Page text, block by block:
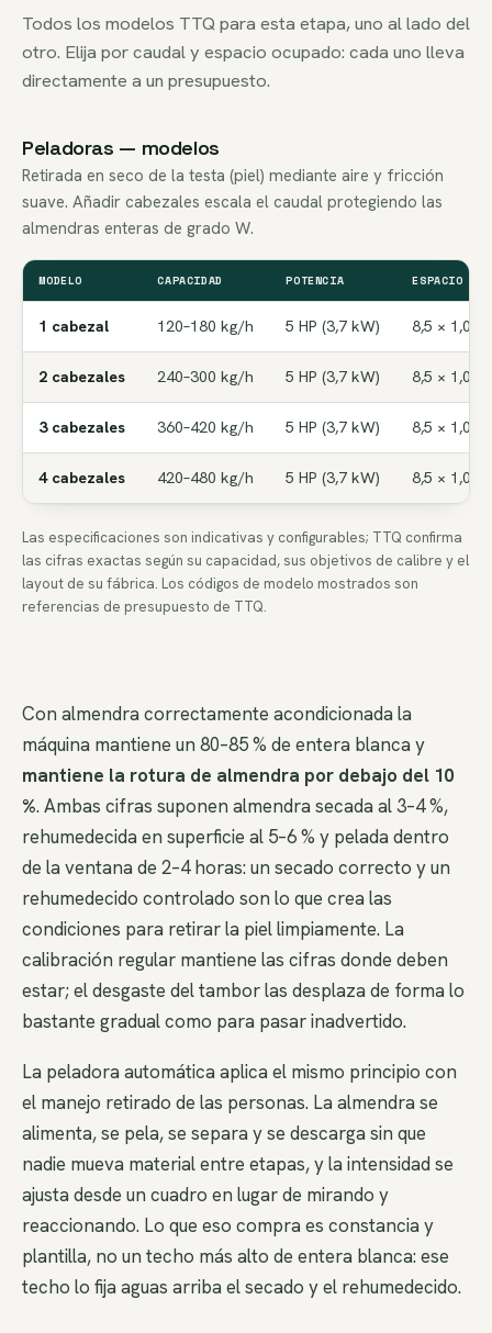
Todos los modelos TTQ para esta etapa, uno al lado del
otro. Elija por caudal y espacio ocupado: cada uno lleva
directamente a un presupuesto.
Peladoras — modelos
Retirada en seco de la testa (piel) mediante aire y fricción
suave. Añadir cabezales escala el caudal protegiendo las
almendras enteras de grado W.
MODELO CAPACIDAD POTENCIA ESPACIO
1 cabezal 120–180 kg/h 5 HP (3,7 kW) 8,5 × 1,0 ×
2 cabezales 240–300 kg/h 5 HP (3,7 kW) 8,5 × 1,0 ×
3 cabezales 360–420 kg/h 5 HP (3,7 kW) 8,5 × 1,0 ×
4 cabezales 420–480 kg/h 5 HP (3,7 kW) 8,5 × 1,0 ×
Las especificaciones son indicativas y configurables; TTQ confirma
las cifras exactas según su capacidad, sus objetivos de calibre y el
layout de su fábrica. Los códigos de modelo mostrados son
referencias de presupuesto de TTQ.
Con almendra correctamente acondicionada la
máquina mantiene un 80–85 % de entera blanca y
mantiene la rotura de almendra por debajo del 10
%. Ambas cifras suponen almendra secada al 3–4 %,
rehumedecida en superficie al 5–6 % y pelada dentro
de la ventana de 2–4 horas: un secado correcto y un
rehumedecido controlado son lo que crea las
condiciones para retirar la piel limpiamente. La
calibración regular mantiene las cifras donde deben
estar; el desgaste del tambor las desplaza de forma lo
bastante gradual como para pasar inadvertido.
La peladora automática aplica el mismo principio con
el manejo retirado de las personas. La almendra se
alimenta, se pela, se separa y se descarga sin que
nadie mueva material entre etapas, y la intensidad se
ajusta desde un cuadro en lugar de mirando y
reaccionando. Lo que eso compra es constancia y
plantilla, no un techo más alto de entera blanca: ese
techo lo fija aguas arriba el secado y el rehumedecido.